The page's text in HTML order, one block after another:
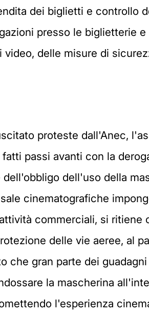
dei biglietti e controllo
presso le biglietterie
delle misure di
proteste dall'Anec,
passi avanti con la
dell'uso della
cinematografiche
commerciali, si ritiene
delle vie aeree, al
che gran parte dei guadagni
la mascherina
l'esperienza